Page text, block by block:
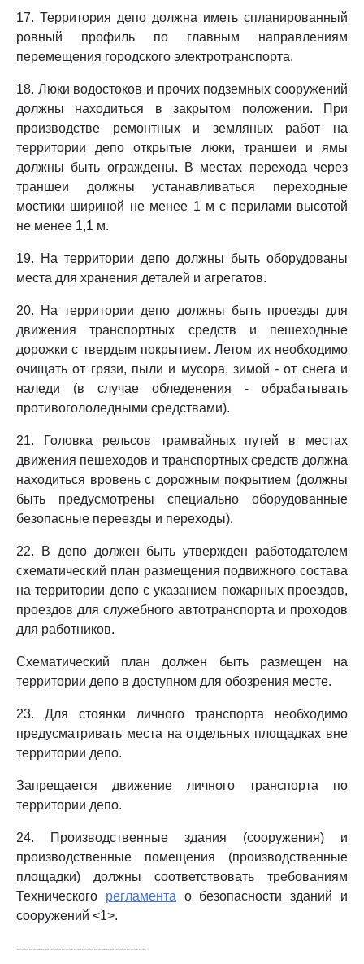
17. Территория депо должна иметь спланированный
ровный профиль по главным направлениям
перемещения городского электротранспорта.
18. Люки водостоков и прочих подземных сооружений
должны находиться в закрытом положении. При
производстве ремонтных и земляных работ на
территории депо открытые люки, траншеи и ямы
должны быть ограждены. В местах перехода через
траншеи должны устанавливаться переходные
мостики шириной не менее 1 м с перилами высотой
не менее 1,1 м.
19. На территории депо должны быть оборудованы
места для хранения деталей и агрегатов.
20. На территории депо должны быть проезды для
движения транспортных средств и пешеходные
дорожки с твердым покрытием. Летом их необходимо
очищать от грязи, пыли и мусора, зимой - от снега и
наледи (в случае обледенения - обрабатывать
противогололедными средствами).
21. Головка рельсов трамвайных путей в местах
движения пешеходов и транспортных средств должна
находиться вровень с дорожным покрытием (должны
быть предусмотрены специально оборудованные
безопасные переезды и переходы).
22. В депо должен быть утвержден работодателем
схематический план размещения подвижного состава
на территории депо с указанием пожарных проездов,
проездов для служебного автотранспорта и проходов
для работников.
Схематический план должен быть размещен на
территории депо в доступном для обозрения месте.
23. Для стоянки личного транспорта необходимо
предусматривать места на отдельных площадках вне
территории депо.
Запрещается движение личного транспорта по
территории депо.
24. Производственные здания (сооружения) и
производственные помещения (производственные
площадки) должны соответствовать требованиям
Технического регламента о безопасности зданий и
сооружений <1>.
--------------------------------